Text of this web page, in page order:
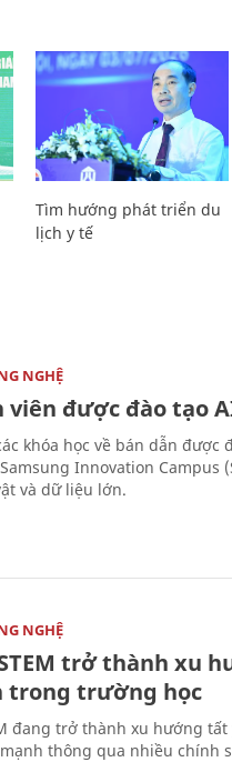
Tìm hướng phát triển du
lịch y tế
NGHỆ
viên được đào tạo
khóa học về bán dẫn được
Innovation Campus
và dữ liệu lớn.
NGHỆ
trở thành xu
trong trường học
đang trở thành xu hướng
thông qua nhiều chính